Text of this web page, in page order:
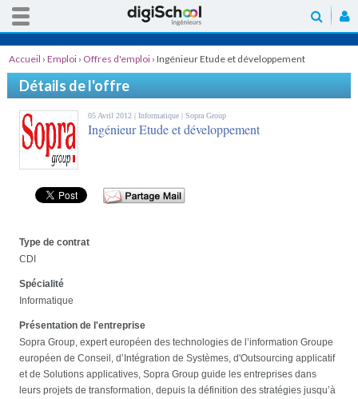
Accueil › Emploi › Offres d'emploi › Ingénieur Etude et développement
Détails de l'offre
05 Avril 2012 | Informatique | Sopra Group
Ingénieur Etude et développement
Type de contrat
CDI
Spécialité
Informatique
Présentation de l'entreprise
Sopra Group, expert européen des technologies de l’information Groupe
européen de Conseil, d’Intégration de Systèmes, d'Outsourcing applicatif
et de Solutions applicatives, Sopra Group guide les entreprises dans
leurs projets de transformation, depuis la définition des stratégies jusqu’à